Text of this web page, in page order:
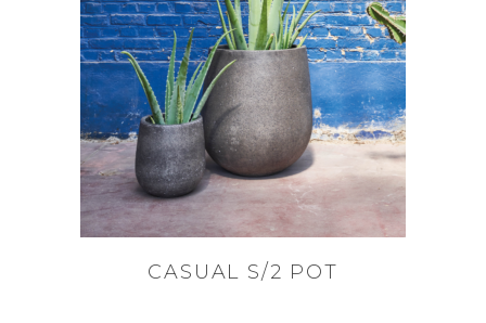
CASUAL S/2 POT